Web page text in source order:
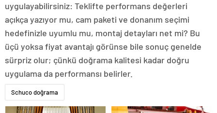
uygulayabilirsiniz: Teklifte performans değerleri
açıkça yazıyor mu, cam paketi ve donanım seçimi
hedefinizle uyumlu mu, montaj detayları net mi? Bu
üçü yoksa fiyat avantajı görünse bile sonuç genelde
sürpriz olur; çünkü doğrama kalitesi kadar doğru
uygulama da performansı belirler.
Schuco doğrama